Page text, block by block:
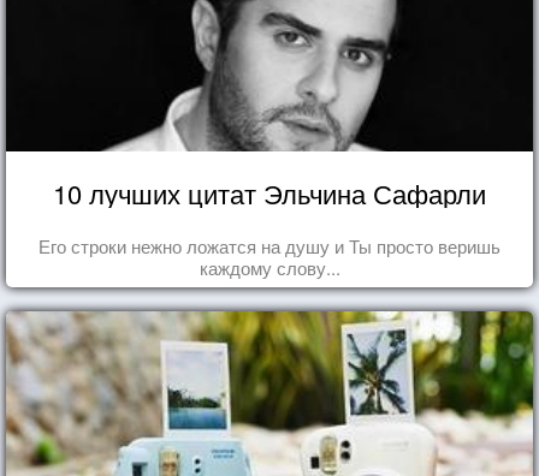
10 лучших цитат Эльчина Сафарли
Его строки нежно ложатся на душу и Ты просто веришь
каждому слову...